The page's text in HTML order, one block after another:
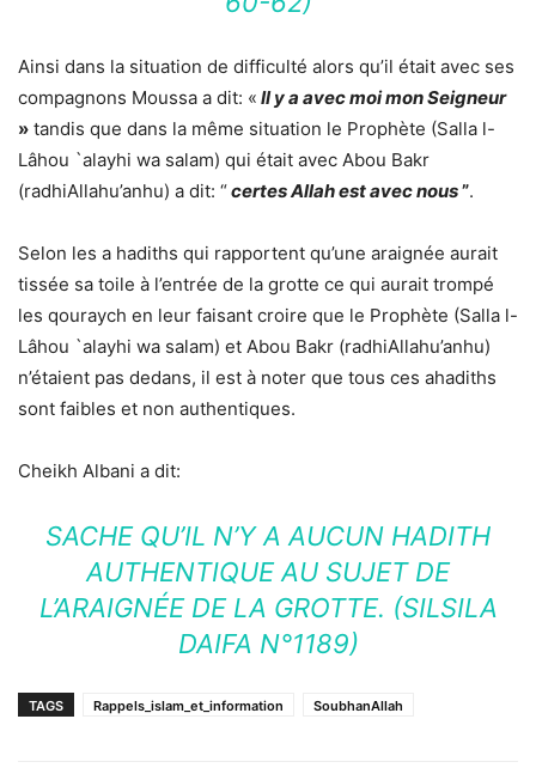
Ainsi dans la situation de difficulté alors qu’il était avec ses
compagnons Moussa a dit: « Il y a avec moi mon Seigneur
» tandis que dans la même situation le Prophète (Salla l-
Lâhou `alayhi wa salam) qui était avec Abou Bakr
(radhiAllahu’anhu) a dit: “certes Allah est avec nous”.
Selon les a hadiths qui rapportent qu’une araignée aurait
tissée sa toile à l’entrée de la grotte ce qui aurait trompé
les qouraych en leur faisant croire que le Prophète (Salla l-
Lâhou `alayhi wa salam) et Abou Bakr (radhiAllahu’anhu)
n’étaient pas dedans, il est à noter que tous ces ahadiths
sont faibles et non authentiques.
Cheikh Albani a dit:
SACHE QU’IL N’Y A AUCUN HADITH
AUTHENTIQUE AU SUJET DE
L’ARAIGNÉE DE LA GROTTE. (SILSILA
DAIFA N°1189)
TAGS Rappels_islam_et_information SoubhanAllah